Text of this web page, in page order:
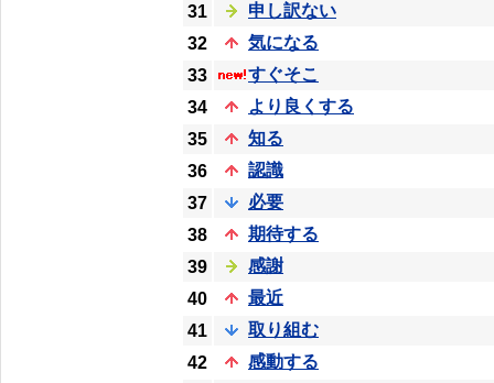
31
申し訳ない
32
気になる
33
すぐそこ
34
より良くする
35
知る
36
認識
37
必要
38
期待する
39
感謝
40
最近
41
取り組む
42
感動する